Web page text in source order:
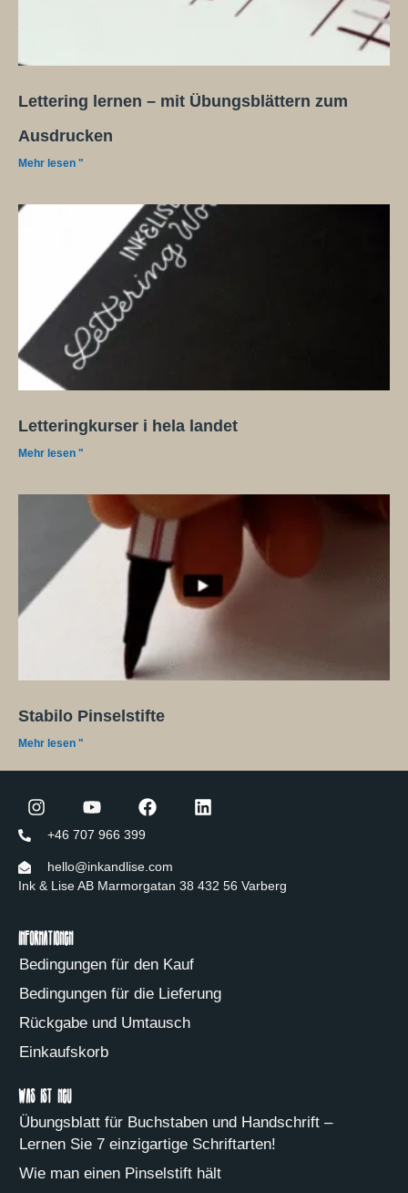
Lettering lernen – mit Übungsblättern zum
Ausdrucken
Mehr lesen "
Letteringkurser i hela landet
Mehr lesen "
Stabilo Pinselstifte
Mehr lesen "
+46 707 966 399
hello@inkandlise.com
Ink & Lise AB Marmorgatan 38 432 56 Varberg
Informationen
Bedingungen für den Kauf
Bedingungen für die Lieferung
Rückgabe und Umtausch
Einkaufskorb
Was ist neu
Übungsblatt für Buchstaben und Handschrift –
Lernen Sie 7 einzigartige Schriftarten!
Wie man einen Pinselstift hält